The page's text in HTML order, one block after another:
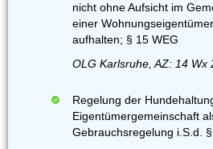
nicht ohne Aufsicht im
einer
aufhalten; § 15 WEG
OLG Karlsruhe, AZ: 14 Wx
Regelung der
Eigentümergemeinschaft
Gebrauchsregelung i.S.d.